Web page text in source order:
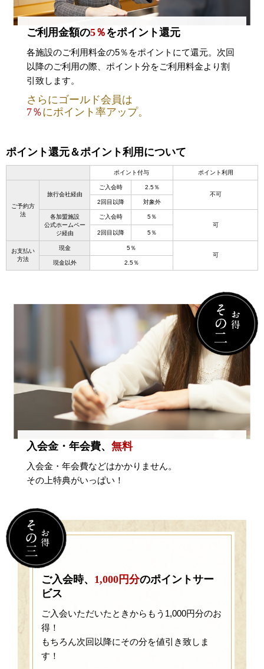
ご利用金額の5％をポイント還元
各施設のご利用料金の5％をポイントにて還元。次回
以降のご利用の際、ポイント分をご利用料金より割
引致します。
さらにゴールド会員は
7％にポイント率アップ。
ポイント還元＆ポイント利用について
ポイント付与 ポイント利用
ご予約方
法
旅行会社経由
ご入会時
2.5％
不可
2回目以降
対象外
各加盟施設
公式ホームペー
ジ経由
ご入会時
5％
可
2回目以降
5％
お支払い
方法
現金
5％
可
現金以外
2.5％
入会金・年会費、 無料
入会金・年会費などはかかりません。
その上特典がいっぱい！
ご入会時、 1,000円分のポイントサー
ビス
ご入会いただいたときからもう1,000円分のお
得！
もちろん次回以降にその分を値引き致しま
す！